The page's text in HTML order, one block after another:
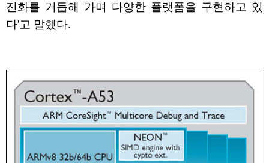
진화를 거듭해 가며 다양한 플랫폼을 구현하고 있
다'고 말했다.